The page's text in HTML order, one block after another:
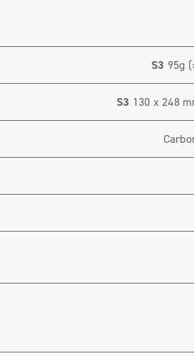
S3 95g
S3 130 x 248